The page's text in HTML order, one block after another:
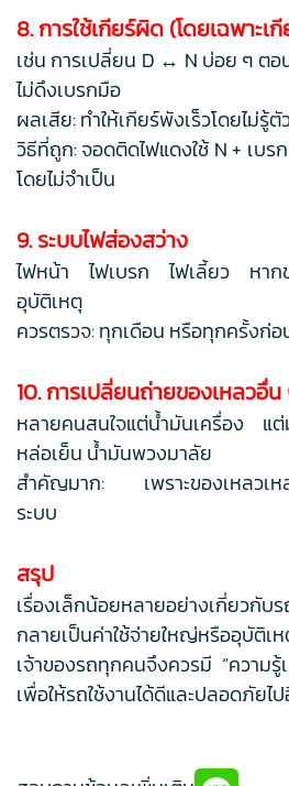
8. การใช้เกียร์ผิด (โดยเฉพาะเ
เช่น การเปลี่ยน D ↔ N บ่อย ๆ ตอ
ไม่ดึงเบรกมือ
ผลเสีย: ทำให้เกียร์พังเร็วโดยไม่รู้ตั
วิธีที่ถูก: จอดติดไฟแดงใช้ N + เบร
โดยไม่จำเป็น
9. ระบบไฟส่องสว่าง
ไฟหน้า ไฟเบรก ไฟเลี้ยว หาก
อุบัติเหตุ
ควรตรวจ: ทุกเดือน หรือทุกครั้งก่อ
10. การเปลี่ยนถ่ายของเหลวอื่น
หลายคนสนใจแต่น้ำมันเครื่อง แ
หล่อเย็น น้ำมันพวงมาลัย
สำคัญมาก: เพราะของเหลวเห
ระบบ
สรุป
เรื่องเล็กน้อยหลายอย่างเกี่ย
กลายเป็นค่าใช้จ่ายใหญ่หรืออุบัติเ
เจ้าของรถทุกคนจึงควรมี “ความรู้
เพื่อให้รถใช้งานได้ดีและปลอดภัยไ